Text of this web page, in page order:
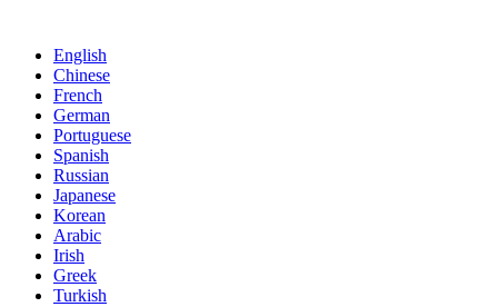
English
Chinese
French
German
Portuguese
Spanish
Russian
Japanese
Korean
Arabic
Irish
Greek
Turkish